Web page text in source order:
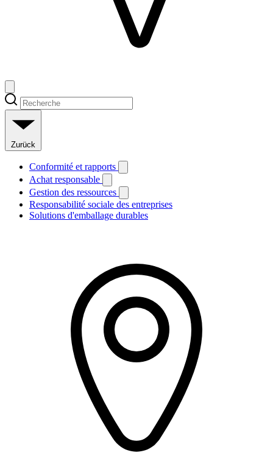
Zurück
Conformité et rapports
Achat responsable
Gestion des ressources
Responsabilité sociale des entreprises
Solutions d'emballage durables